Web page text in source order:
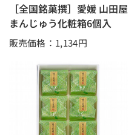
［全国銘菓撰］愛媛 山田屋
まんじゅう化粧箱6個入
販売価格：1,134円